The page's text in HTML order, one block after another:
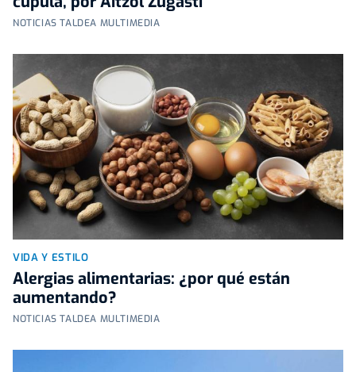
NOTICIAS TALDEA MULTIMEDIA
VIDA Y ESTILO
Alergias alimentarias: ¿por qué están
aumentando?
NOTICIAS TALDEA MULTIMEDIA